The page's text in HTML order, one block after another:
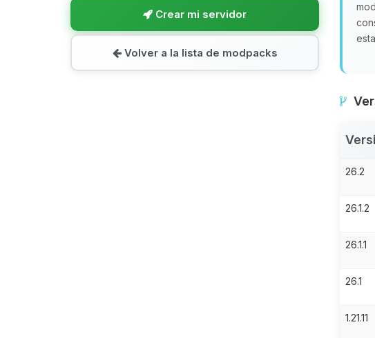
Crear mi servidor
Volver a la lista de modpacks
26.2
26.1.2
26.1.1
26.1
1.21.11